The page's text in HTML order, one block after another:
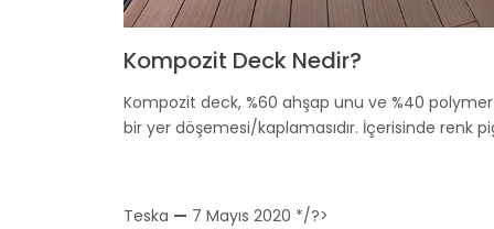
Kompozit Deck Nedir?
Kompozit deck, %60 ahşap unu ve %40
bir yer döşemesi/kaplamasıdır. İçerisinde renk
Teska — 7 Mayıs 2020 */?>